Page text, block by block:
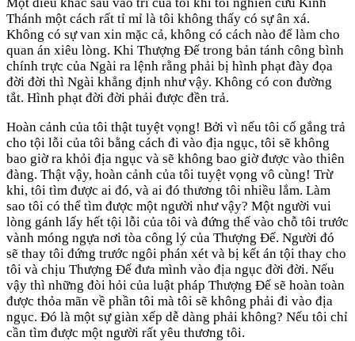
Thánh một cách rất tỉ mỉ là tôi không thấy có sự ân xá.
Không có sự van xin mặc cả, không có cách nào để làm cho
quan án xiêu lòng. Khi Thượng Đế trong bản tánh công bình
chính trực của Ngài ra lệnh rằng phải bị hình phạt đày đọa
đời đời thì Ngài khẳng định như vậy. Không có con đường
tắt. Hình phạt đời đời phải được đền trả.
Hoàn cảnh của tôi thật tuyệt vọng! Bởi vì nếu tôi cố gắng trả
cho tội lỗi của tôi bằng cách đi vào địa ngục, tôi sẽ không
bao giờ ra khỏi địa ngục và sẽ không bao giờ được vào thiên
đàng. Thật vậy, hoàn cảnh của tôi tuyệt vọng vô cùng! Trừ
khi, tôi tìm được ai đó, và ai đó thương tôi nhiều lắm. Làm
sao tôi có thể tìm được một người như vậy? Một người vui
lòng gánh lấy hết tội lỗi của tôi và đứng thế vào chỗ tôi trước
vành móng ngựa nơi tòa công lý của Thượng Đế. Người đó
sẽ thay tôi đứng trước ngôi phán xét và bị kết án tội thay cho
tôi và chịu Thượng Đế đưa mình vào địa ngục đời đời. Nếu
vậy thì những đòi hỏi của luật pháp Thượng Đế sẽ hoàn toàn
được thỏa mãn về phần tôi mà tôi sẽ không phải đi vào địa
ngục. Đó là một sự giàn xếp dễ dàng phải không? Nếu tôi chỉ
cần tìm được một người rất yêu thương tôi.